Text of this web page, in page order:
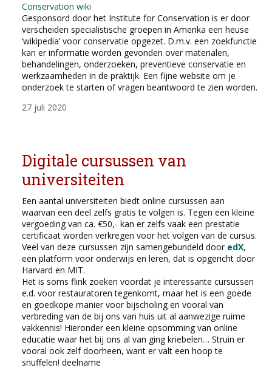
Conservation wiki
Gesponsord door het Institute for Conservation is er door
verscheiden specialistische groepen in Amerika een heuse
‘wikipedia’ voor conservatie opgezet. D.m.v. een zoekfunctie
kan er informatie worden gevonden over materialen,
behandelingen, onderzoeken, preventieve conservatie en
werkzaamheden in de praktijk. Een fijne website om je
onderzoek te starten of vragen beantwoord te zien worden.
27 juli 2020
Digitale cursussen van
universiteiten
Een aantal universiteiten biedt online cursussen aan
waarvan een deel zelfs gratis te volgen is. Tegen een kleine
vergoeding van ca. €50,- kan er zelfs vaak een prestatie
certificaat worden verkregen voor het volgen van de cursus.
Veel van deze cursussen zijn samengebundeld door edX,
een platform voor onderwijs en leren, dat is opgericht door
Harvard en MIT.
Het is soms flink zoeken voordat je interessante cursussen
e.d. voor restauratoren tegenkomt, maar het is een goede
en goedkope manier voor bijscholing en vooral van
verbreding van de bij ons van huis uit al aanwezige ruime
vakkennis! Hieronder een kleine opsomming van online
educatie waar het bij ons al van ging kriebelen… Struin er
vooral ook zelf doorheen, want er valt een hoop te
snuffelen! deelname